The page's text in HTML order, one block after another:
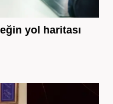
yol haritası